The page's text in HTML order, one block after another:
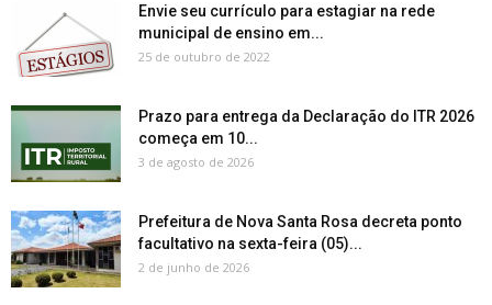
Envie seu currículo para estagiar na rede
municipal de ensino em...
25 de outubro de 2022
Prazo para entrega da Declaração do ITR 2026
começa em 10...
3 de agosto de 2026
Prefeitura de Nova Santa Rosa decreta ponto
facultativo na sexta-feira (05)...
2 de junho de 2026